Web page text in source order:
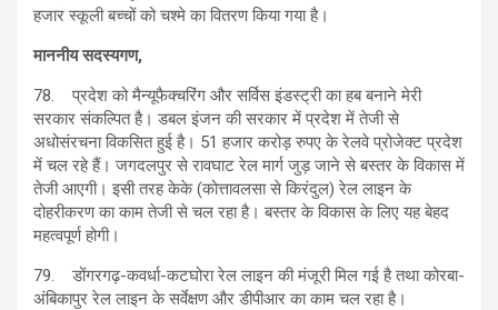
हजार स्कूली बच्चों को चश्मे का वितरण किया गया है।
माननीय सदस्यगण,
78. प्रदेश को मैन्यूफैक्चरिंग और सर्विस इंडस्ट्री का हब बनाने मेरी
सरकार संकल्पित है। डबल इंजन की सरकार में प्रदेश में तेजी से
अधोसंरचना विकसित हुई है। 51 हजार करोड़ रुपए के रेलवे प्रोजेक्ट प्रदेश
में चल रहे हैं। जगदलपुर से रावघाट रेल मार्ग जुड़ जाने से बस्तर के विकास में
तेजी आएगी। इसी तरह केके (कोत्तावलसा से किरंदुल) रेल लाइन के
दोहरीकरण का काम तेजी से चल रहा है। बस्तर के विकास के लिए यह बेहद
महत्वपूर्ण होगी।
79. डोंगरगढ़-कवर्धा-कटघोरा रेल लाइन की मंजूरी मिल गई है तथा कोरबा-
अंबिकापुर रेल लाइन के सर्वेक्षण और डीपीआर का काम चल रहा है।